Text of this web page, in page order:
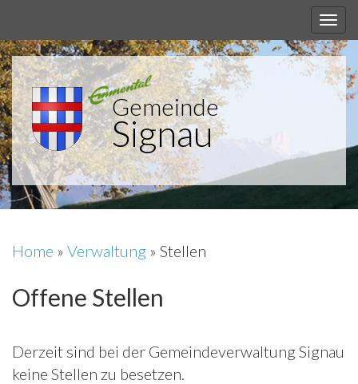
Gemeinde
Signau
Home » Verwaltung » Stellen
Offene Stellen
Derzeit sind bei der Gemeindeverwaltung Signau
keine Stellen zu besetzen.